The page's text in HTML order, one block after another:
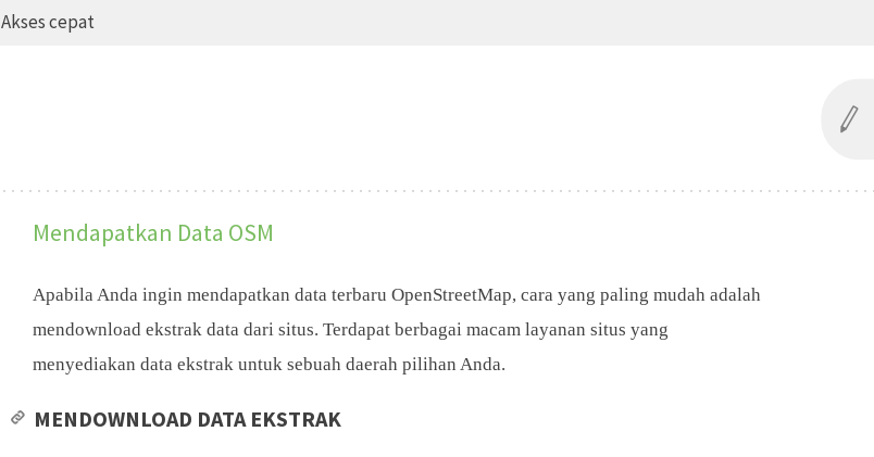
Akses cepat
Mendapatkan Data OSM
Apabila Anda ingin mendapatkan data terbaru OpenStreetMap, cara yang paling mudah adalah
mendownload ekstrak data dari situs. Terdapat berbagai macam layanan situs yang
menyediakan data ekstrak untuk sebuah daerah pilihan Anda.
MENDOWNLOAD DATA EKSTRAK